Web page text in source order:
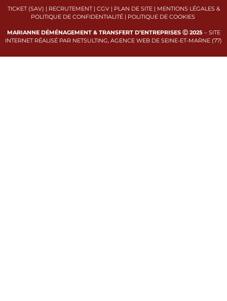
TICKET (SAV) | RECRUTEMENT| CGV| PLAN DE SITE| MENTIONS LÉGALES &
POLITIQUE DE CONFIDENTIALITÉ| POLITIQUE DE COOKIES
MARIANNE DÉMÉNAGEMENT & TRANSFERT D’ENTREPRISES Ⓒ 2025– SITE
INTERNET RÉALISÉ PAR NETSULTING, AGENCE WEB DE SEINE-ET-MARNE (77)